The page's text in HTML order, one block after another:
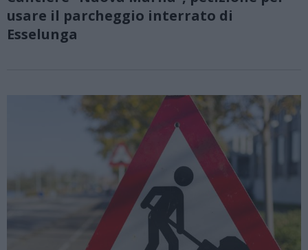
usare il parcheggio interrato di
Esselunga